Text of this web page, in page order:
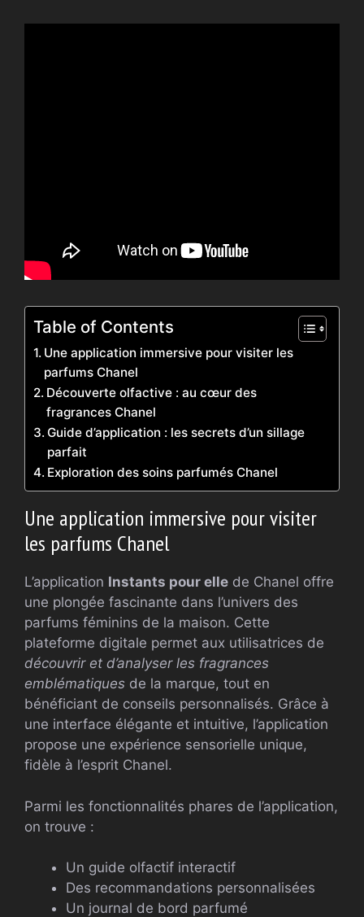
Table of Contents
Une application immersive pour visiter les
parfums Chanel
Découverte olfactive : au cœur des
fragrances Chanel
Guide d’application : les secrets d’un sillage
parfait
Exploration des soins parfumés Chanel
Une application immersive pour visiter
les parfums Chanel
L’application Instants pour elle de Chanel offre
une plongée fascinante dans l’univers des
parfums féminins de la maison. Cette
plateforme digitale permet aux utilisatrices de
découvrir et d’analyser les fragrances
emblématiques de la marque, tout en
bénéficiant de conseils personnalisés. Grâce à
une interface élégante et intuitive, l’application
propose une expérience sensorielle unique,
fidèle à l’esprit Chanel.
Parmi les fonctionnalités phares de l’application,
on trouve :
Un guide olfactif interactif
Des recommandations personnalisées
Un journal de bord parfumé